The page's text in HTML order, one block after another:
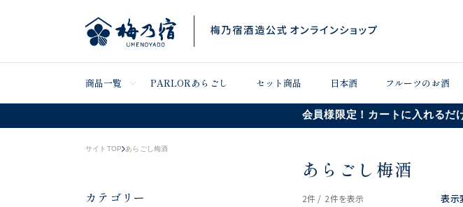
商品一覧 PARLORあらごし セット商品 日本酒 フルーツのお酒
会員様限定！カートに入れるだ
サイトTOP あらごし梅酒
カテゴリー
あらごし梅酒
2件 / 2件を表示 表示